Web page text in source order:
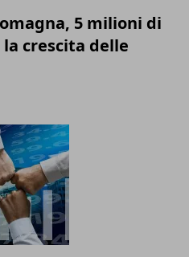
5 milioni di
crescita delle